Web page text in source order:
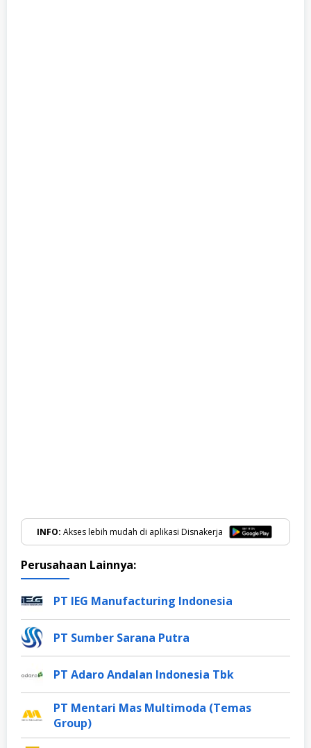
INFO: Akses lebih mudah di aplikasi Disnakerja
Perusahaan Lainnya:
PT IEG Manufacturing Indonesia
PT Sumber Sarana Putra
PT Adaro Andalan Indonesia Tbk
PT Mentari Mas Multimoda (Temas
Group)